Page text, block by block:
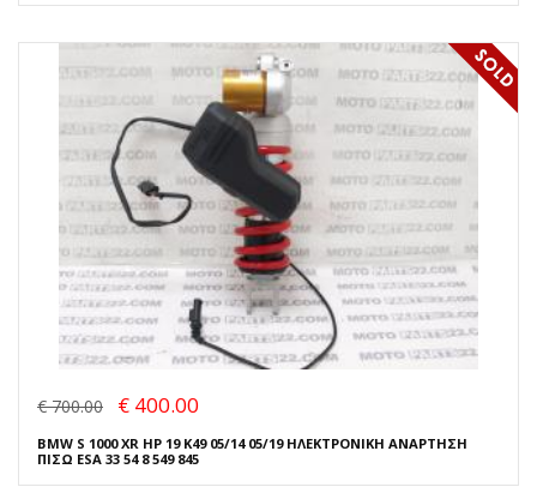
€ 700.00 € 400.00
BMW S 1000 XR HP 19 K49 05/14 05/19 ΗΛΕΚΤΡΟΝΙΚΗ ΑΝΑΡΤΗΣΗ
ΠΙΣΩ ESA 33 54 8 549 845